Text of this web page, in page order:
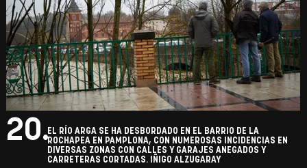
20.EL RÍO ARGA SE HA DESBORDADO EN EL BARRIO DE LA
ROCHAPEA EN PAMPLONA, CON NUMEROSAS INCIDENCIAS EN
DIVERSAS ZONAS CON CALLES Y GARAJES ANEGADOS Y
CARRETERAS CORTADAS. IÑIGO ALZUGARAY